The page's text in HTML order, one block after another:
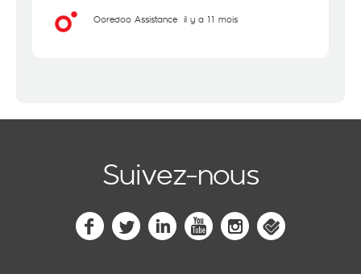
Ooredoo Assistance il y a 11 mois
Suivez-nous